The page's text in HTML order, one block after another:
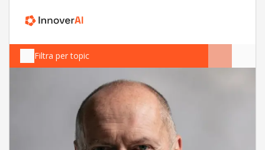
Filtra per topic